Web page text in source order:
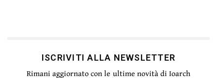
ISCRIVITI ALLA NEWSLETTER
Rimani aggiornato con le ultime novità di Ioarch